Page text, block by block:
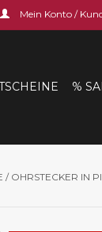
Mein Konto /
%
/ OHRSTECKER IN